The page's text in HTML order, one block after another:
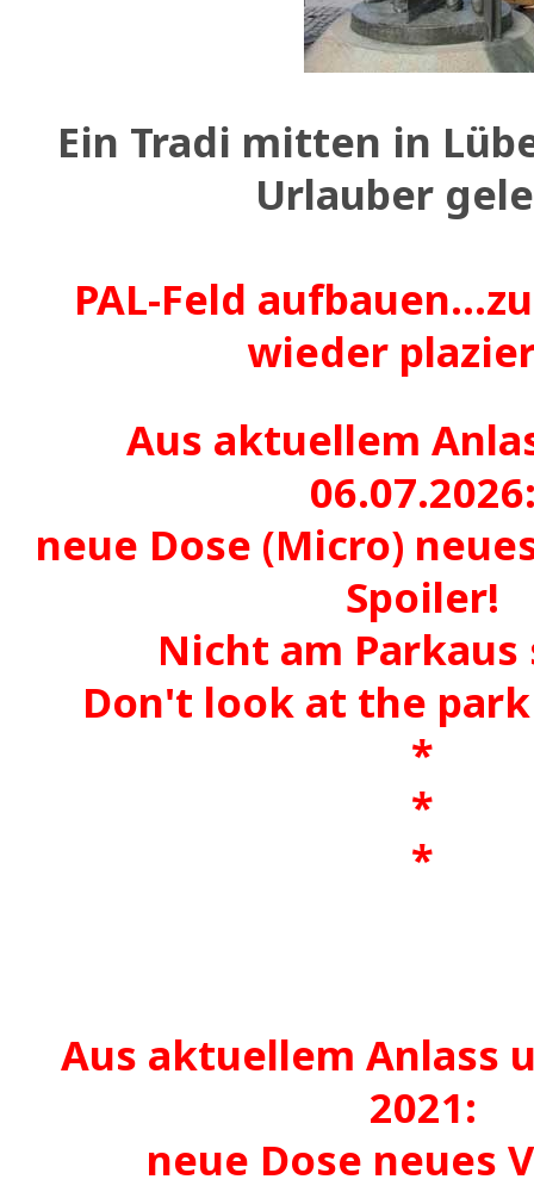
Ein Tradi mitten in
Urlauber
PAL-Feld
wieder
Aus aktuellem
neue Dose (Micro)
Spoiler!
Nicht am Parkaus
Don't look at the
*
*
*
Aus aktuellem Anlass
2021:
neue Dose neues